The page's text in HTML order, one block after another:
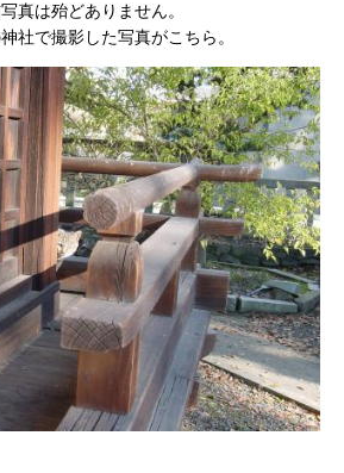
真は殆どありません。
社で撮影した写真がこちら。